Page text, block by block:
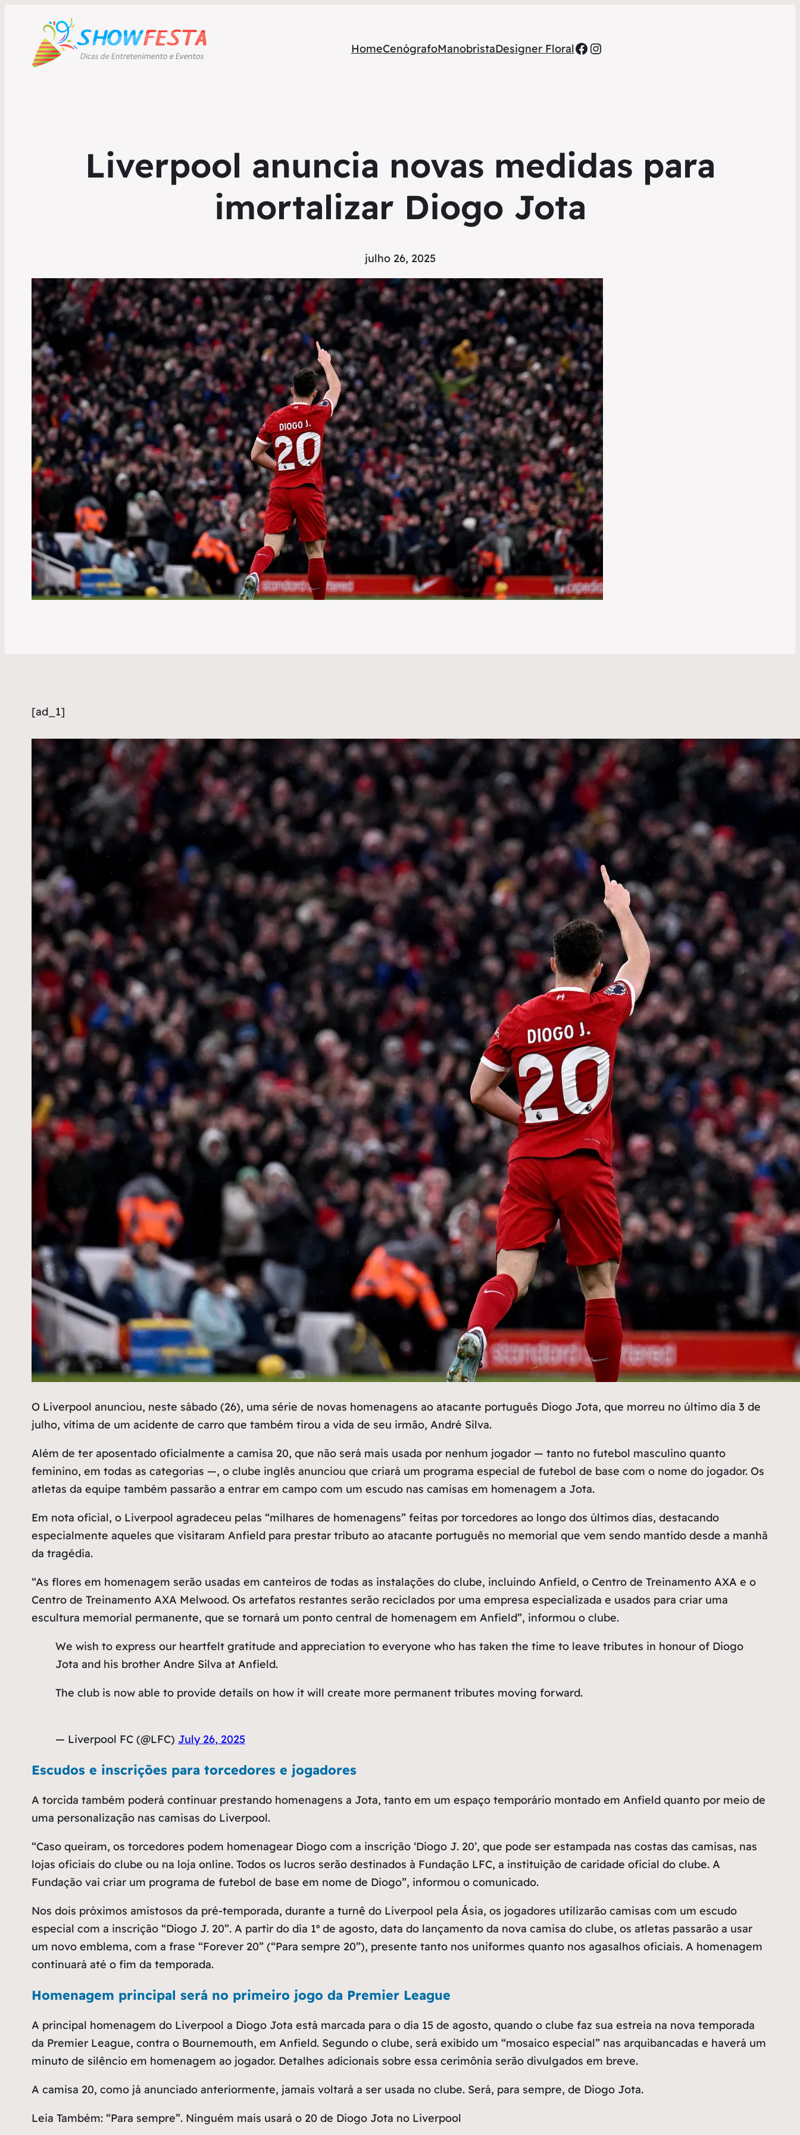
HomeCenógrafoManobristaDesigner FloralFacebook
Instagram
Liverpool anuncia novas medidas para
imortalizar Diogo Jota
julho 26, 2025
[ad_1]
OLiverpool anunciou, neste sábado (26), uma série de novas homenagens ao atacante português Diogo Jota, que morreu no último dia 3 de
julho, vítima de um acidente de carro que também tirou a vida de seu irmão, André Silva.
Além de ter aposentado oficialmente a camisa 20, que não será mais usada por nenhum jogador — tanto no futebol masculino quanto
feminino, em todas as categorias —, o clube inglês anunciou que criará um programa especial de futebol de base com o nome do jogador. Os
atletas da equipe também passarão a entrar em campo com um escudo nas camisas em homenagem a Jota.
Em nota oficial, o Liverpool agradeceu pelas “milhares de homenagens” feitas por torcedores ao longo dos últimos dias, destacando
especialmente aqueles que visitaram Anfield para prestar tributo ao atacante português no memorial que vem sendo mantido desde a manhã
da tragédia.
“As flores em homenagem serão usadas em canteiros de todas as instalações do clube, incluindo Anfield, o Centro de Treinamento AXA e o
Centro de Treinamento AXA Melwood. Os artefatos restantes serão reciclados por uma empresa especializada e usados para criar uma
escultura memorial permanente, que se tornará um ponto central de homenagem em Anfield”, informou o clube.
We wish to express our heartfelt gratitude and appreciation to everyone who has taken the time to leave tributes in honour of Diogo
Jota and his brother Andre Silva at Anfield.
The club is now able to provide details on how it will create more permanent tributes moving forward.
— Liverpool FC (@LFC) July 26, 2025
Escudos e inscrições para torcedores e jogadores
A torcida também poderá continuar prestando homenagens a Jota, tanto em um espaço temporário montado em Anfield quanto por meio de
uma personalização nas camisas do Liverpool.
“Caso queiram, os torcedores podem homenagear Diogo com a inscrição ‘Diogo J. 20’, que pode ser estampada nas costas das camisas, nas
lojas oficiais do clube ou na loja online. Todos os lucros serão destinados à Fundação LFC, a instituição de caridade oficial do clube. A
Fundação vai criar um programa de futebol de base em nome de Diogo”, informou o comunicado.
Nos dois próximos amistosos da pré-temporada, durante a turnê do Liverpool pela Ásia, os jogadores utilizarão camisas com um escudo
especial com a inscrição “Diogo J. 20”. A partir do dia 1º de agosto, data do lançamento da nova camisa do clube, os atletas passarão a usar
um novo emblema, com a frase “Forever 20” (“Para sempre 20”), presente tanto nos uniformes quanto nos agasalhos oficiais. A homenagem
continuará até o fim da temporada.
Homenagem principal será no primeiro jogo da Premier League
A principal homenagem do Liverpool a Diogo Jota está marcada para o dia 15 de agosto, quando o clube faz sua estreia na nova temporada
da Premier League, contra o Bournemouth, em Anfield. Segundo o clube, será exibido um “mosaico especial” nas arquibancadas e haverá um
minuto de silêncio em homenagem ao jogador. Detalhes adicionais sobre essa cerimônia serão divulgados em breve.
A camisa 20, como já anunciado anteriormente, jamais voltará a ser usada no clube. Será, para sempre, de Diogo Jota.
Leia Também: “Para sempre”. Ninguém mais usará o 20 de Diogo Jota no Liverpool